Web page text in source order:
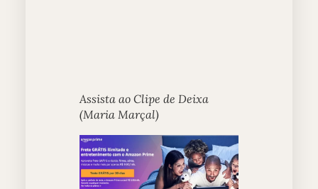
Assista ao Clipe de Deixa
(Maria Marçal)